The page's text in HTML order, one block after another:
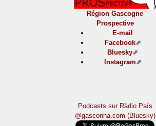
Région Gascogne
Prospective
E-mail
Facebook
Bluesky
Instagram
Podcasts sur Ràdio País
@gasconha.com (Bluesky)